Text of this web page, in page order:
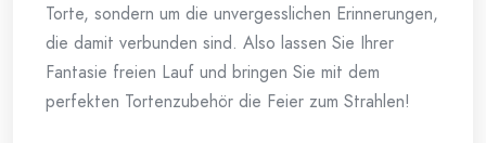
Torte, sondern um die unvergesslichen Erinnerungen,
die damit verbunden sind. Also lassen Sie Ihrer
Fantasie freien Lauf und bringen Sie mit dem
perfekten Tortenzubehör die Feier zum Strahlen!